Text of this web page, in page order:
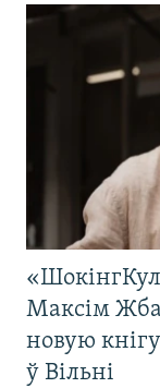
Максім
новую
ў Вільні